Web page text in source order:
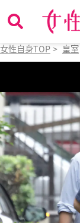
女性自身TOP > 皇室